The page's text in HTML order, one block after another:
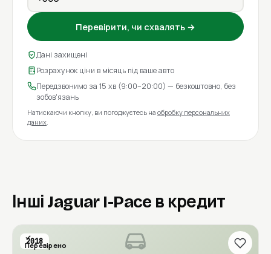
Перевірити, чи схвалять →
Дані захищені
Розрахунок ціни в місяць під ваше авто
Передзвонимо за 15 хв (9:00–20:00) — безкоштовно, без
зобов'язань
Натискаючи кнопку, ви погоджуєтесь на обробку персональних
даних.
Інші Jaguar I-Pace в кредит
2018
Перевірено